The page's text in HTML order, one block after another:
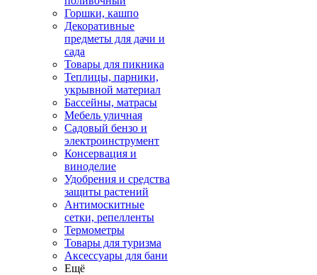
Горшки, кашпо
Декоративные
предметы для дачи и
сада
Товары для пикника
Теплицы, парники,
укрывной материал
Бассейны, матрасы
Мебель уличная
Садовый бензо и
электроинструмент
Консервация и
виноделие
Удобрения и средства
защиты растений
Антимоскитные
сетки, репелленты
Термометры
Товары для туризма
Аксессуары для бани
Ещё